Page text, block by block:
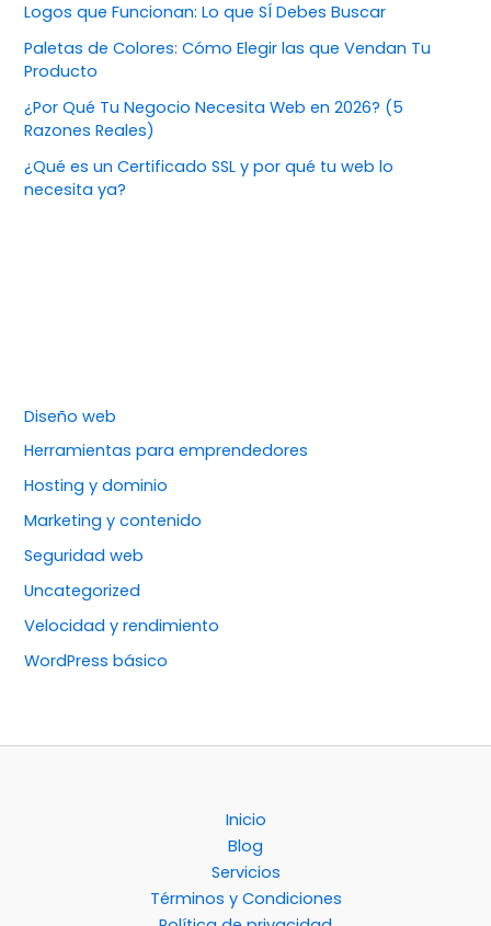
Logos que Funcionan: Lo que SÍ Debes Buscar
Paletas de Colores: Cómo Elegir las que Vendan Tu
Producto
¿Por Qué Tu Negocio Necesita Web en 2026? (5
Razones Reales)
¿Qué es un Certificado SSL y por qué tu web lo
necesita ya?
Diseño web
Herramientas para emprendedores
Hosting y dominio
Marketing y contenido
Seguridad web
Uncategorized
Velocidad y rendimiento
WordPress básico
Inicio
Blog
Servicios
Términos y Condiciones